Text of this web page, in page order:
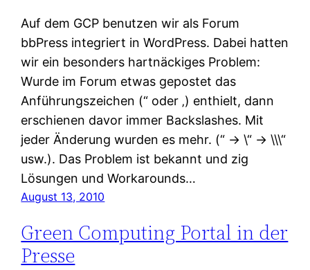
Auf dem GCP benutzen wir als Forum
bbPress integriert in WordPress. Dabei hatten
wir ein besonders hartnäckiges Problem:
Wurde im Forum etwas gepostet das
Anführungszeichen (“ oder ‚) enthielt, dann
erschienen davor immer Backslashes. Mit
jeder Änderung wurden es mehr. (“ -> \“ -> \\\“
usw.). Das Problem ist bekannt und zig
Lösungen und Workarounds…
August 13, 2010
Green Computing Portal in der
Presse